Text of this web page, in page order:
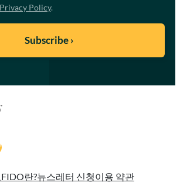
Privacy Policy.
FIDO란?뉴스레터 신청이용 약관